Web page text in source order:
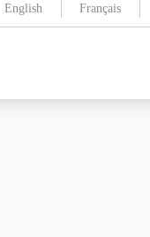
English Français